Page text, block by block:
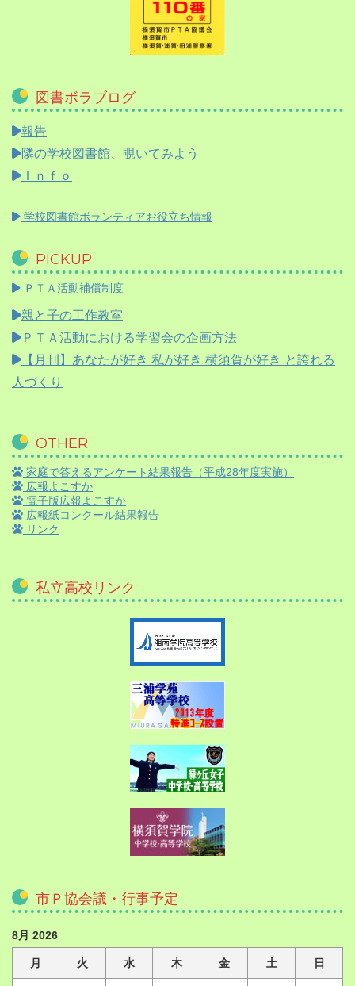
図書ボラブログ
報告
隣の学校図書館、覗いてみよう
Ｉｎｆｏ
学校図書館ボランティアお役立ち情報
PICKUP
ＰＴＡ活動補償制度
親と子の工作教室
ＰＴＡ活動における学習会の企画方法
【月刊】 あなたが好き 私が好き 横須賀が好き と誇れる
人づくり
OTHER
家庭で答えるアンケート結果報告（平成28年度実施）
広報よこすか
電子版広報よこすか
広報紙コンクール結果報告
リンク
私立高校リンク
市Ｐ協会議・行事予定
8月 2026
月 火 水 木 金 土 日